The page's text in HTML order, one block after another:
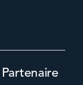
Partenaire